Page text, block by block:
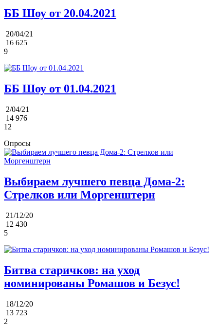
ББ Шоу от 20.04.2021
20/04/21
16 625
9
ББ Шоу от 01.04.2021
2/04/21
14 976
12
Опросы
Выбираем лучшего певца Дома-2:
Стрелков или Моргенштерн
21/12/20
12 430
5
Битва старичков: на уход
номинированы Ромашов и Безус!
18/12/20
13 723
2